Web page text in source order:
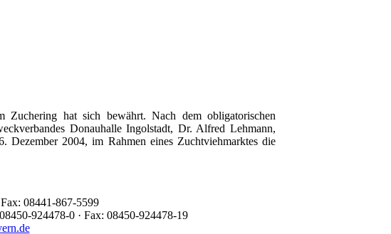
Zuchering hat sich bewährt. Nach dem obligatorischen
Donauhalle Ingolstadt, Dr. Alfred Lehmann,
Dezember 2004, im Rahmen eines Zuchtviehmarktes die
08441-867-5599
924478-0 · Fax: 08450-924478-19